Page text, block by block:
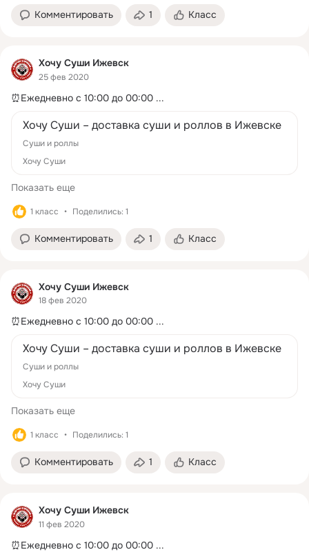
Комментировать 1 Класс
Хочу Суши Ижевск
25 фев 2020
⏰Ежедневно с 10:00 до 00:00 ...
Хочу Суши – доставка суши и роллов в Ижевске
Суши и роллы
Хочу Суши
Показать еще
1 класс Поделились: 1
Комментировать 1 Класс
Хочу Суши Ижевск
18 фев 2020
⏰Ежедневно с 10:00 до 00:00 ...
Хочу Суши – доставка суши и роллов в Ижевске
Суши и роллы
Хочу Суши
Показать еще
1 класс Поделились: 1
Комментировать 1 Класс
Хочу Суши Ижевск
11 фев 2020
⏰Ежедневно с 10:00 до 00:00 ...